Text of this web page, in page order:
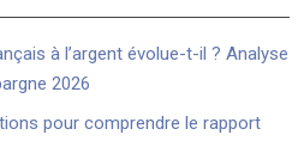
à l’argent évolue-t-il ? Analyse
2026
pour comprendre le rapport